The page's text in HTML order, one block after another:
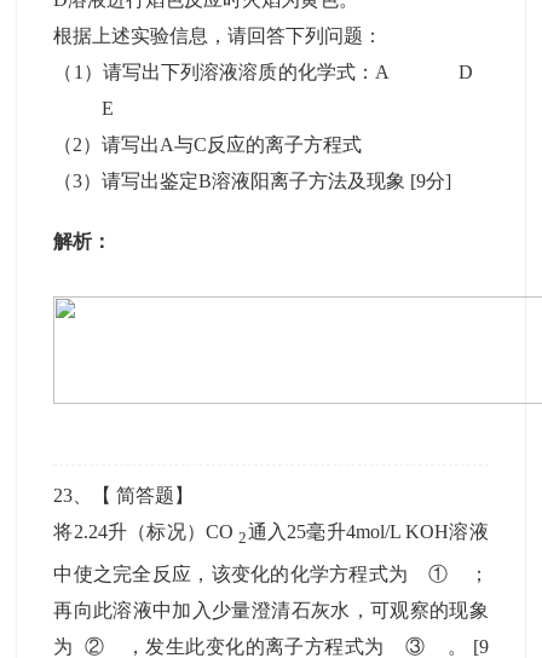
根据上述实验信息，请回答下列问题：
（1）请写出下列溶液溶质的化学式：A D
E
（2）请写出A与C反应的离子方程式
（3）请写出鉴定B溶液阳离子方法及现象 [9分]
解析：
23 、【简答题 】
将2.24升（标况）CO2通入25毫升4mol/L KOH溶液
中使之完全反应，该变化的化学方程式为 ① ；
再向此溶液中加入少量澄清石灰水，可观察的现象
为 ② ，发生此变化的离子方程式为 ③ 。 [9